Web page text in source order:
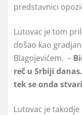
predstavnici
Lutovac je tom
došao kao
Blagojevićem. –
reč u Srbiji
tek se onda
Lutovac je